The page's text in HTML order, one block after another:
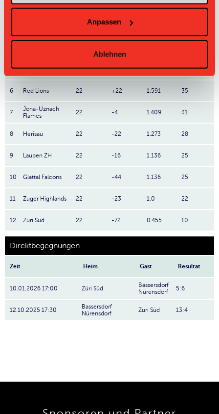
Anpassen
Ablehnen
2 Uri 22 +18 1.955 43
+16
5 UBN 22 +28 1.909 42
6 Red Lions 22 +22 1.591 35
7
Jona-Uznach
Flames
22 -4 1.409 31
8 Herisau 22 -22 1.273 28
9 Laupen ZH 22 -16 1.136 25
10 Glattal Falcons 22 -44 1.136 25
11 Zuger Highlands 22 -23 1.0 22
12 Züri Süd 22 -72 0.455 10
Direktbegegnungen
Zeit Heim Gast Resultat
10.01.2026 17:00 Züri Süd
Bassersdorf
Nürensdorf
5:6
12.10.2025 17:30
Bassersdorf
Nürensdorf
Züri Süd 13:4